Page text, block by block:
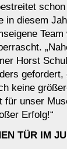
in diesem
Horst
keine
für unser
Erfolg!“
TÜR IM